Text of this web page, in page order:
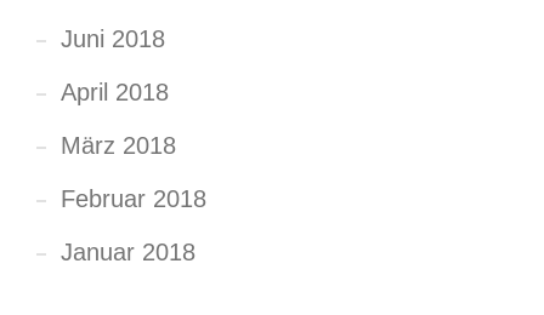
Juni 2018
April 2018
März 2018
Februar 2018
Januar 2018